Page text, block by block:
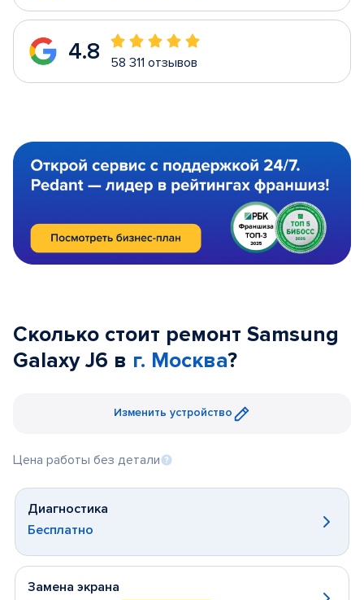
4.8 58 311 отзывов
Сколько стоит ремонт Samsung
Galaxy J6 в г. Москва?
Изменить устройство
Цена работы без детали
Диагностика
Бесплатно
Замена экрана